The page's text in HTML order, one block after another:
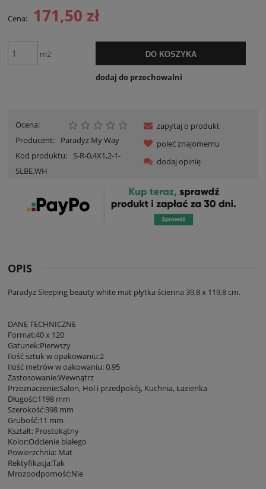
Cena: 171,50 zł
m2 DO KOSZYKA
dodaj do przechowalni
Ocena:
Producent:
Paradyż My Way
Kod produktu:
S-R-0,4X1,2-1-
SLBE.WH
zapytaj o produkt
poleć znajomemu
dodaj opinię
OPIS
Paradyż Sleeping beauty white mat płytka ścienna 39,8 x 119,8 cm.
DANE TECHNICZNE
Format:40 x 120
Gatunek:Pierwszy
Ilość sztuk w opakowaniu:2
Ilość metrów w oakowaniu: 0,95
Zastosowanie:Wewnątrz
Przeznaczenie:Salon, Hol i przedpokój, Kuchnia, Łazienka
Długość:1198 mm
Szerokość:398 mm
Grubość:11 mm
Kształt: Prostokątny
Kolor:Odcienie białego
Powierzchnia: Mat
Rektyfikacja:Tak
Mrozoodporność:Nie